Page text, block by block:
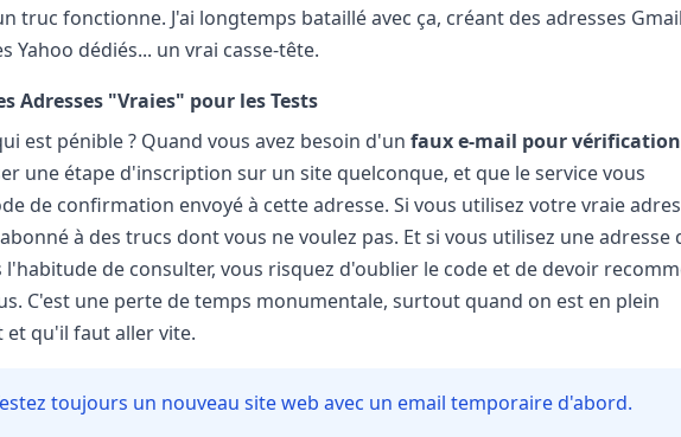
truc fonctionne. J'ai longtemps bataillé avec ça, créant des adresses Gmail
Yahoo dédiés... un vrai casse-tête.
Adresses "Vraies" pour les Tests
est pénible ? Quand vous avez besoin d'un faux e-mail pour vérification
une étape d'inscription sur un site quelconque, et que le service vous
de confirmation envoyé à cette adresse. Si vous utilisez votre vraie
à des trucs dont vous ne voulez pas. Et si vous utilisez une adresse
l'habitude de consulter, vous risquez d'oublier le code et de devoir
C'est une perte de temps monumentale, surtout quand on est en plein
et qu'il faut aller vite.
toujours un nouveau site web avec un email temporaire d'abord.